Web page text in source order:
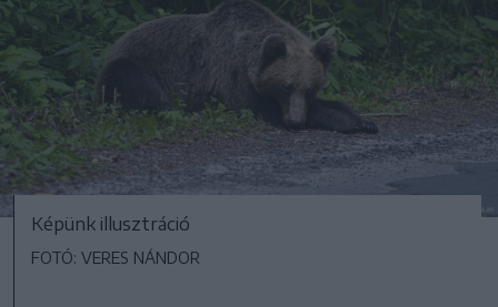
Képünk illusztráció
FOTÓ: VERES NÁNDOR